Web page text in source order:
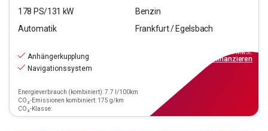
178 PS/131 kW
Benzin
Automatik
Frankfurt / Egelsbach
Anhängerkupplung
Navigationssystem
Energieverbrauch (kombiniert): 7.7 l/100km
CO₂-Emissionen kombiniert: 175 g/km
CO₂-Klasse:
inkl.MwSt.
finanzieren